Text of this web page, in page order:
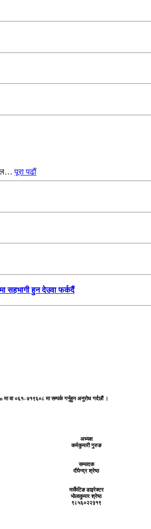
पूरा पढौं
सहभागी हुन देउवा फर्कदैं
मा वा ०६१–४१९६०८ मा सम्पर्क गर्नुहुन अनुरोध गर्दछौं ।
अध्यक्ष
कर्मकुमारी गुरुङ
सम्पादक
दीपेन्द्र श्रेष्ठ
मार्केटिङ डाइरेक्टर
भोलाकुमार श्रेष्ठ
९८५६०२२३१९